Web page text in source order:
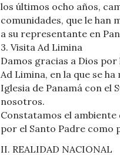
los últimos ocho años,
comunidades, que le han
a su representante en
3. Visita Ad Limina
Damos gracias a Dios
Ad Limina, en la que se
Iglesia de Panamá con el
nosotros.
Constatamos el
por el Santo Padre como
II. REALIDAD NACIONAL